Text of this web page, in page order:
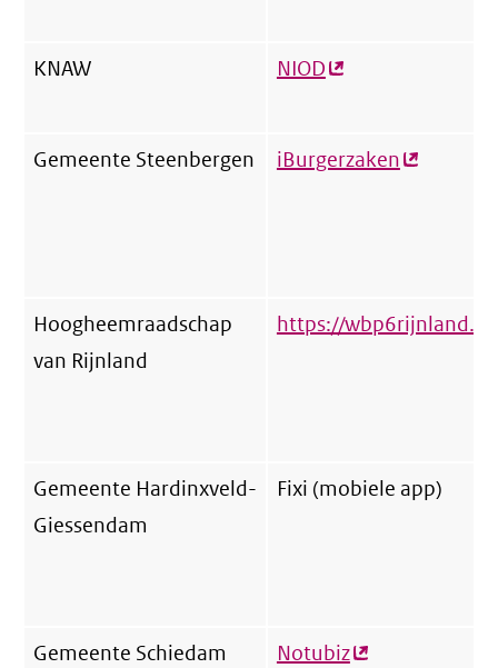
KNAW NIOD(externe
Gemeente Steenbergen iBurgerzaken(externe
Hoogheemraadschap
van Rijnland
https://wbp6rijnland.nl/
Gemeente Hardinxveld-
Giessendam
Fixi (mobiele app)
Gemeente Schiedam Notubiz(externe